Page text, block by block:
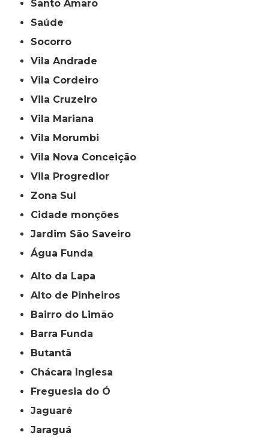
Santo Amaro
Saúde
Socorro
Vila Andrade
Vila Cordeiro
Vila Cruzeiro
Vila Mariana
Vila Morumbi
Vila Nova Conceição
Vila Progredior
Zona Sul
cidade monções
jardim São Saveiro
Água Funda
Alto da Lapa
Alto de Pinheiros
Bairro do Limão
Barra Funda
Butantã
Chácara Inglesa
Freguesia do Ó
Jaguaré
Jaraguá